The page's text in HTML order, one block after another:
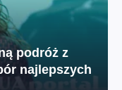
podróż z
najlepszych